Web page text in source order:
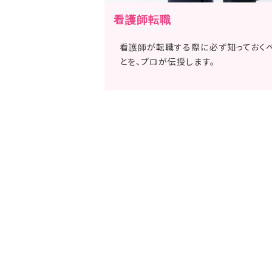
看護師転職
看護師が転職する際に必ず知っておく
とを、プロが伝授します。